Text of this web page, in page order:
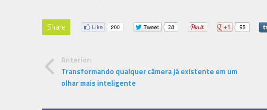
Share
Anterior:
Transformando qualquer câmera já existente em um
olhar mais inteligente